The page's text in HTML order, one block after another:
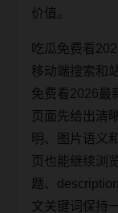
价值。
吃瓜免费看
移动端搜索和
免费看2026最
页面先给出清
明、图片语义
页也能继续浏
题、
文关键词保持